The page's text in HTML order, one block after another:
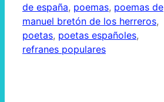
de españa, poemas, poemas de
manuel bretón de los herreros,
poetas, poetas españoles,
refranes populares